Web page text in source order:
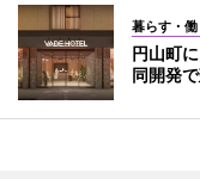
暮らす・働
円山町
同開発